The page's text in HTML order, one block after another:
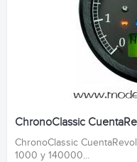
ChronoClassic
ChronoClassic
1000 y 140000...